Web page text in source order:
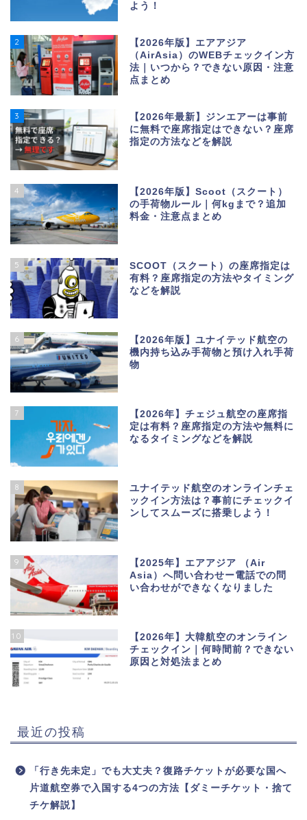
よう！
2
【2026年版】エアアジア
（AirAsia）のWEBチェックイン方
法｜いつから？できない原因・注意
点まとめ
3
【2026年最新】ジンエアーは事前
に無料で座席指定はできない？座席
指定の方法などを解説
4
【2026年版】Scoot（スクート）
の手荷物ルール｜何kgまで？追加
料金・注意点まとめ
5
SCOOT（スクート）の座席指定は
有料？座席指定の方法やタイミング
などを解説
6
【2026年版】ユナイテッド航空の
機内持ち込み手荷物と預け入れ手荷
物
7
【2026年】チェジュ航空の座席指
定は有料？座席指定の方法や無料に
なるタイミングなどを解説
8
ユナイテッド航空のオンラインチェ
ックイン方法は？事前にチェックイ
ンしてスムーズに搭乗しよう！
9
【2025年】エアアジア （Air
Asia）へ問い合わせー電話での問
い合わせができなくなりました
10
【2026年】大韓航空のオンライン
チェックイン｜何時間前？できない
原因と対処法まとめ
最近の投稿
「行き先未定」でも大丈夫？復路チケットが必要な国へ
片道航空券で入国する4つの方法【ダミーチケット・捨て
チケ解説】